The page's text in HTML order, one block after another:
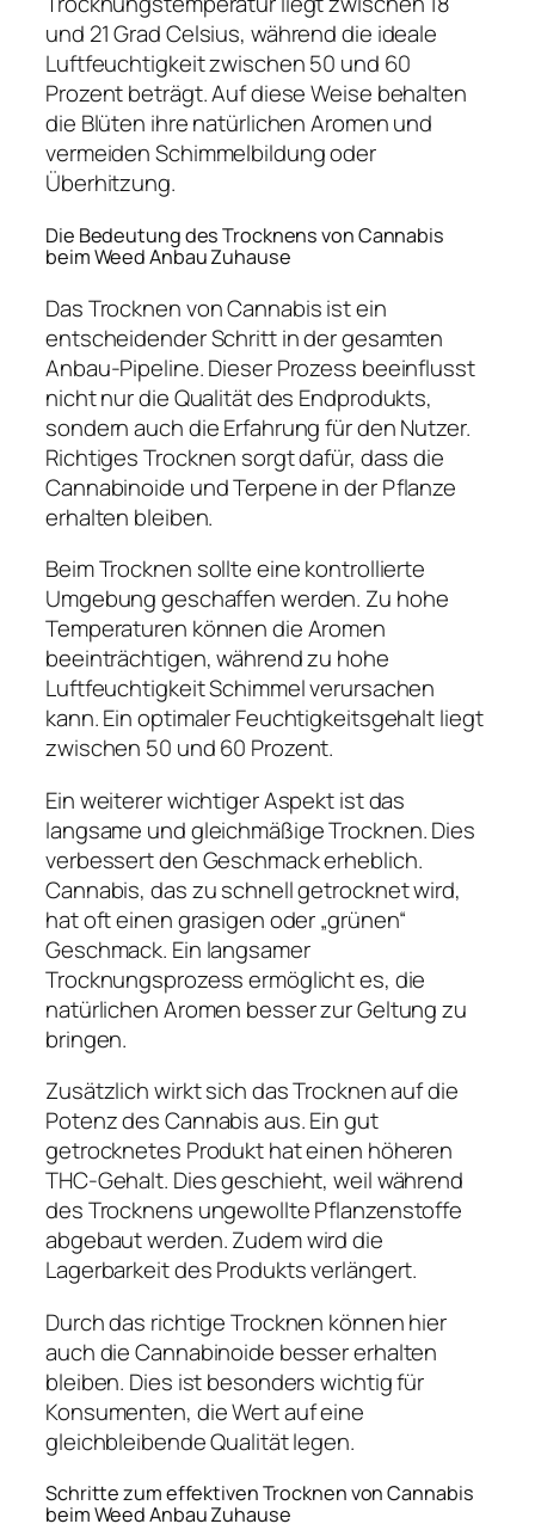
und 21 Grad Celsius, während die ideale
Luftfeuchtigkeit zwischen 50 und 60
Prozent beträgt. Auf diese Weise behalten
die Blüten ihre natürlichen Aromen und
vermeiden Schimmelbildung oder
Überhitzung.
Die Bedeutung des Trocknens von Cannabis
beim Weed Anbau Zuhause
Das Trocknen von Cannabis ist ein
entscheidender Schritt in der gesamten
Anbau-Pipeline. Dieser Prozess beeinflusst
nicht nur die Qualität des Endprodukts,
sondern auch die Erfahrung für den Nutzer.
Richtiges Trocknen sorgt dafür, dass die
Cannabinoide und Terpene in der Pflanze
erhalten bleiben.
Beim Trocknen sollte eine kontrollierte
Umgebung geschaffen werden. Zu hohe
Temperaturen können die Aromen
beeinträchtigen, während zu hohe
Luftfeuchtigkeit Schimmel verursachen
kann. Ein optimaler Feuchtigkeitsgehalt liegt
zwischen 50 und 60 Prozent.
Ein weiterer wichtiger Aspekt ist das
langsame und gleichmäßige Trocknen. Dies
verbessert den Geschmack erheblich.
Cannabis, das zu schnell getrocknet wird,
hat oft einen grasigen oder „grünen“
Geschmack. Ein langsamer
Trocknungsprozess ermöglicht es, die
natürlichen Aromen besser zur Geltung zu
bringen.
Zusätzlich wirkt sich das Trocknen auf die
Potenz des Cannabis aus. Ein gut
getrocknetes Produkt hat einen höheren
THC-Gehalt. Dies geschieht, weil während
des Trocknens ungewollte Pflanzenstoffe
abgebaut werden. Zudem wird die
Lagerbarkeit des Produkts verlängert.
Durch das richtige Trocknen können hier
auch die Cannabinoide besser erhalten
bleiben. Dies ist besonders wichtig für
Konsumenten, die Wert auf eine
gleichbleibende Qualität legen.
Schritte zum effektiven Trocknen von Cannabis
beim Weed Anbau Zuhause